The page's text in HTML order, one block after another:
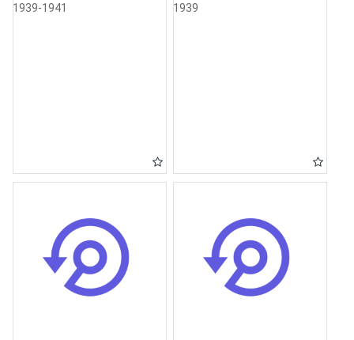
Arbeiter des
1939-1941
Beamten u.
Raczyński! Schen
Bibliothek).
1939